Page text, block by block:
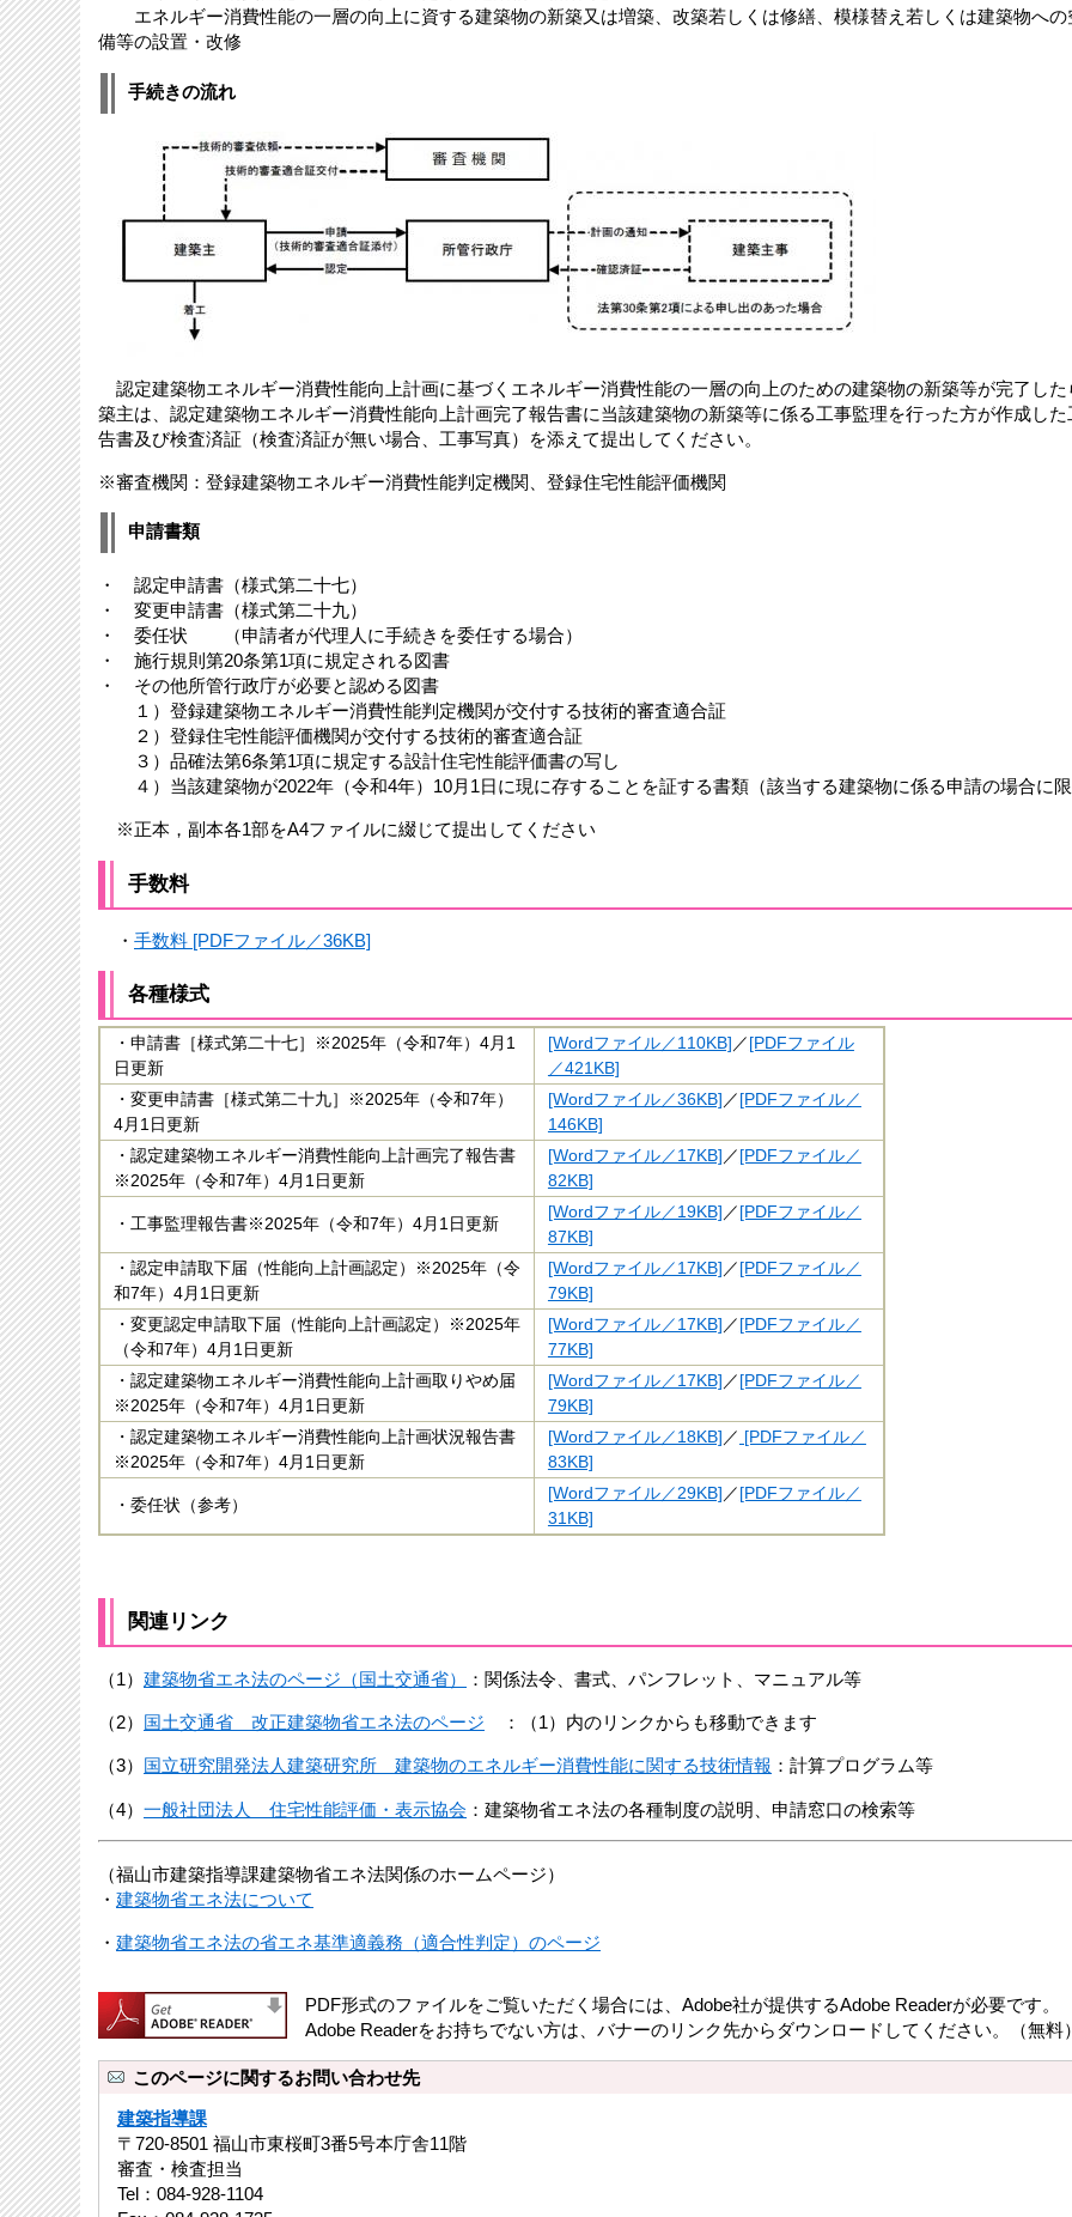
エネルギー消費性能の一層の向上に資する建築物の新築又は増築、改築若しくは修繕、模様替え若しくは建築物への
備等の設置・改修
手続きの流れ
認定建築物エネルギー消費性能向上計画に基づくエネルギー消費性能の一層の向上のための建築物の新築等が完了した
築主は、認定建築物エネルギー消費性能向上計画完了報告書に当該建築物の新築等に係る工事監理を行った方が作成し
告書及び検査済証（検査済証が無い場合、工事写真）を添えて提出してください。
※審査機関：登録建築物エネルギー消費性能判定機関、登録住宅性能評価機関
申請書類
・ 認定申請書（様式第二十七）
・ 変更申請書（様式第二十九）
・ 委任状 （申請者が代理人に手続きを委任する場合）
・ 施行規則第20条第1項に規定される図書
・ その他所管行政庁が必要と認める図書
１）登録建築物エネルギー消費性能判定機関が交付する技術的審査適合証
２）登録住宅性能評価機関が交付する技術的審査適合証
３）品確法第6条第1項に規定する設計住宅性能評価書の写し
４）当該建築物が2022年（令和4年）10月1日に現に存することを証する書類（該当する建築物に係る申請の場合に
※正本，副本各1部をA4ファイルに綴じて提出してください
手数料
・ 手数料 [PDFファイル／36KB]
各種様式
・申請書［様式第二十七］※2025年（令和7年）4月1
日更新
[Wordファイル／110KB] ／ [PDFファイル
／421KB]
・変更申請書［様式第二十九］※2025年（令和7年）
4月1日更新
[Wordファイル／36KB] ／ [PDFファイル／
146KB]
・認定建築物エネルギー消費性能向上計画完了報告書
※2025年（令和7年）4月1日更新
[Wordファイル／17KB] ／ [PDFファイル／
82KB]
・工事監理報告書※2025年（令和7年）4月1日更新
[Wordファイル／19KB] ／ [PDFファイル／
87KB]
・認定申請取下届（性能向上計画認定）※2025年（令
和7年）4月1日更新
[Wordファイル／17KB] ／ [PDFファイル／
79KB]
・変更認定申請取下届（性能向上計画認定）※2025年
（令和7年）4月1日更新
[Wordファイル／17KB] ／ [PDFファイル／
77KB]
・認定建築物エネルギー消費性能向上計画取りやめ届
※2025年（令和7年）4月1日更新
[Wordファイル／17KB] ／ [PDFファイル／
79KB]
・認定建築物エネルギー消費性能向上計画状況報告書
※2025年（令和7年）4月1日更新
[Wordファイル／18KB] ／ [PDFファイル／
83KB]
・委任状（参考）
[Wordファイル／29KB] ／ [PDFファイル／
31KB]
関連リンク
（1） 建築物省エネ法のページ（国土交通省） ：関係法令、書式、パンフレット、マニュアル等
（2） 国土交通省 改正建築物省エネ法のページ ：（1）内のリンクからも移動できます
（3） 国立研究開発法人建築研究所 建築物のエネルギー消費性能に関する技術情報 ：計算プログラム等
（4） 一般社団法人 住宅性能評価・表示協会 ：建築物省エネ法の各種制度の説明、申請窓口の検索等
（福山市建築指導課建築物省エネ法関係のホームページ）
・ 建築物省エネ法について
・ 建築物省エネ法の省エネ基準適義務（適合性判定）のページ
PDF形式のファイルをご覧いただく場合には、Adobe社が提供するAdobe Readerが必要です。
Adobe Readerをお持ちでない方は、バナーのリンク先からダウンロードしてください。（無料
このページに関するお問い合わせ先
建築指導課
〒720-8501 福山市東桜町3番5号本庁舎11階
審査・検査担当
Tel：084-928-1104